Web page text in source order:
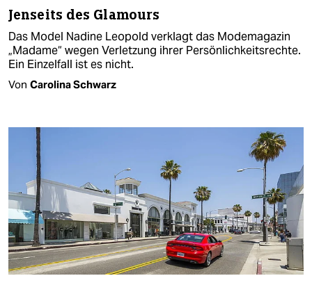
Jenseits des Glamours
Das Model Nadine Leopold verklagt das Modemagazin
„Madame“ wegen Verletzung ihrer Persönlichkeitsrechte.
Ein Einzelfall ist es nicht.
Von Carolina Schwarz